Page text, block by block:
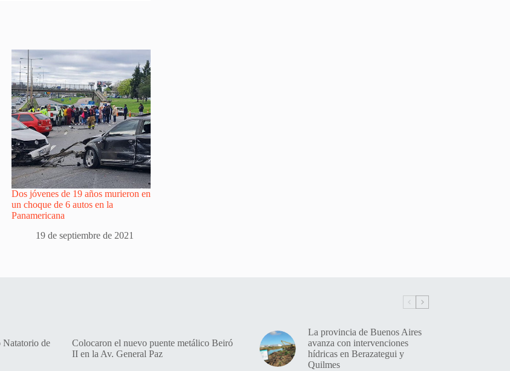
Dos jóvenes de 19 años murieron en
un choque de 6 autos en la
Panamericana
19 de septiembre de 2021
de
Colocaron el nuevo puente metálico Beiró
II en la Av. General Paz
La provincia de Buenos Aires
avanza con intervenciones
hídricas en Berazategui y
Quilmes